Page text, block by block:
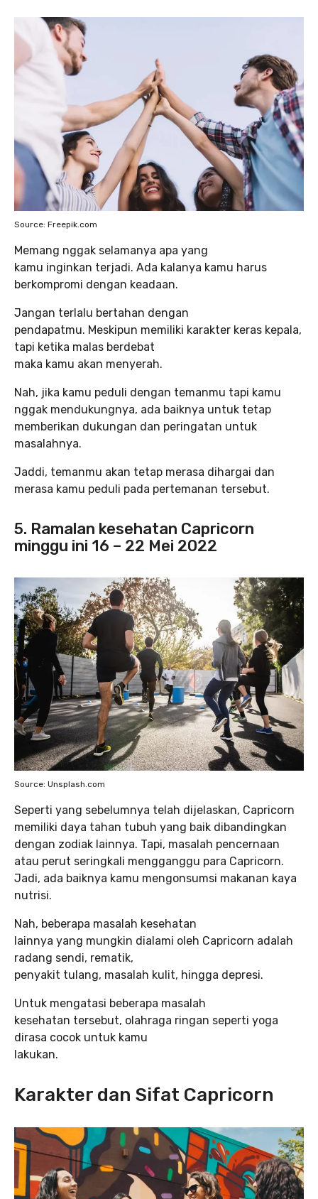
Source: Freepik.com
Memang nggak selamanya apa yang
kamu inginkan terjadi. Ada kalanya kamu harus
berkompromi dengan keadaan.
Jangan terlalu bertahan dengan
pendapatmu. Meskipun memiliki karakter keras kepala,
tapi ketika malas berdebat
maka kamu akan menyerah.
Nah, jika kamu peduli dengan temanmu tapi kamu
nggak mendukungnya, ada baiknya untuk tetap
memberikan dukungan dan peringatan untuk
masalahnya.
Jaddi, temanmu akan tetap merasa dihargai dan
merasa kamu peduli pada pertemanan tersebut.
5. Ramalan kesehatan Capricorn
minggu ini 16 – 22 Mei 2022
Source: Unsplash.com
Seperti yang sebelumnya telah dijelaskan, Capricorn
memiliki daya tahan tubuh yang baik dibandingkan
dengan zodiak lainnya. Tapi, masalah pencernaan
atau perut seringkali mengganggu para Capricorn.
Jadi, ada baiknya kamu mengonsumsi makanan kaya
nutrisi.
Nah, beberapa masalah kesehatan
lainnya yang mungkin dialami oleh Capricorn adalah
radang sendi, rematik,
penyakit tulang, masalah kulit, hingga depresi.
Untuk mengatasi beberapa masalah
kesehatan tersebut, olahraga ringan seperti yoga
dirasa cocok untuk kamu
lakukan.
Karakter dan Sifat Capricorn